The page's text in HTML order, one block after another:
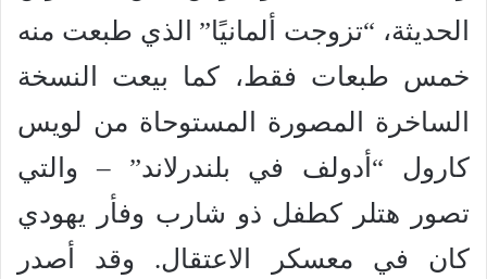
الحديثة، “تزوجت ألمانيًا” الذي طبعت منه
خمس طبعات فقط، كما بيعت النسخة
الساخرة المصورة المستوحاة من لويس
كارول “أدولف في بلندرلاند” – والتي
تصور هتلر كطفل ذو شارب وفأر يهودي
كان في معسكر الاعتقال. وقد أصدر